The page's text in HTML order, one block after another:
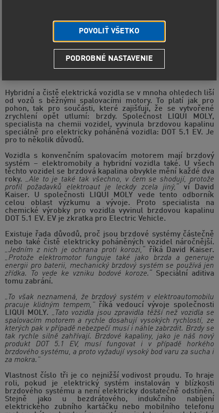
Brzdová kapalina DOT 5.1 EV byla vyvinuta pro zařízení
moderních vozidel, která jsou zabudována také do
Hybridní a čistě elektrická vozidla se v mnoha ohledech liší
od vozů s běžnými spalovacími motory. To platí jak pro
pohon, tak pro součásti, které zajišťují, že se vytvořené
zrychlení opět utlumí: brzdy. Společnost LIQUI MOLY,
specialista na chemii vozidel, vyvinula brzdovou kapalinu
speciálně pro elektricky poháněná vozidla: DOT 5.1 EV. Je
pro to několik důvodů.
Vozidla s konvenčním spalovacím motorem mají brzdový
systém – elektromobily a hybridní vozidla také. U všech
těchto vozidel se brzdová kapalina obvykle mění každé dva
roky. „Ale to je také tak všechno, v čem se shodují, protože
profil požadavků elektroaut je leckdy zcela jiný,“ ví David
Kaiser. U společnosti LIQUI MOLY vede tento odborník
celou oblast výzkumu a vývoje. Proto specialista na
chemické výrobky pro vozidla vyvinul brzdovou kapalinu
DOT 5.1 EV. EV je zkratka pro Electric Vehicle.
Existuje řada důvodů, proč jsou brzdové systémy částečně
nebo také čistě elektricky poháněných vozidel náročnější.
„Jedním z nich je ochrana proti korozi,“ říká David Kaiser.
„Protože elektromotor funguje také jako brzda a generuje
energii pro baterii, mechanický brzdový systém se používá jen
zřídka. To vede ke vzniku bodové koroze.“ Speciální aditiva
tomu zabrání.
„To však neznamená, že brzdový systém v elektroautomobilu
pracuje klidným tempem,"říká vedoucí vývoje společnosti
LIQUI MOLY. „Tato vozidla jsou zpravidla těžší než vozidla se
spalovacím motorem a rychle dosahují vysokých rychlostí, ze
kterých pak v případě nebezpečí musí i náhle zabrzdit. Brzdy se
tak rychle silně zahřívají. Brzdové kapaliny, jako je náš nový
produkt DOT 5.1 EV, musí fungovat i v případě horkého
brzdového systému, a proto vyžadují vysoký bod varu za sucha i
za mokra."
Vlastnost číslo tři je co nejnižší vodivost proudu. To hraje
roli, pokud je elektrický systém instalován v blízkosti
brzdového systému a není elektricky dostatečně odstíněn.
Stejně jako u bezdrátového, indukčního nabíjení
elektrického zubního kartáčku nebo mobilního telefonu
POVOLIŤ VŠETKO
PODROBNÉ NASTAVENIE